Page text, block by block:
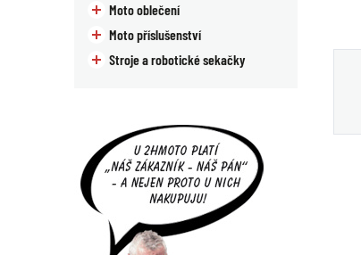
Moto oblečení
Moto příslušenství
Stroje a robotické sekačky